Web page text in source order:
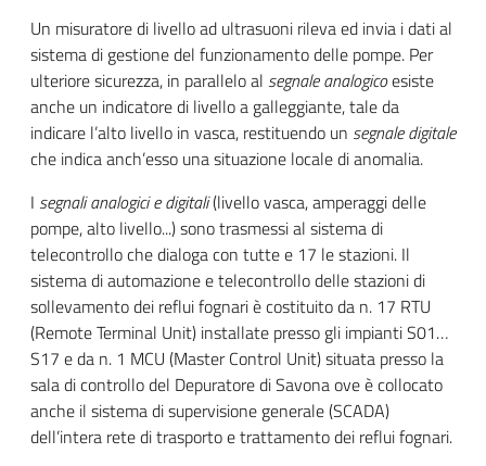
Un misuratore di livello ad ultrasuoni rileva ed invia i dati al
sistema di gestione del funzionamento delle pompe. Per
ulteriore sicurezza, in parallelo al segnale analogicoesiste
anche un indicatore di livello a galleggiante, tale da
indicare l’alto livello in vasca, restituendo un segnale digitale
che indica anch’esso una situazione locale di anomalia.
I segnali analogici e digitali(livello vasca, amperaggi delle
pompe, alto livello...) sono trasmessi al sistema di
telecontrollo che dialoga con tutte e 17 le stazioni. Il
sistema di automazione e telecontrollo delle stazioni di
sollevamento dei reflui fognari è costituito da n. 17 RTU
(Remote Terminal Unit) installate presso gli impianti S01…
S17 e da n. 1 MCU (Master Control Unit) situata presso la
sala di controllo del Depuratore di Savona ove è collocato
anche il sistema di supervisione generale (SCADA)
dell’intera rete di trasporto e trattamento dei reflui fognari.